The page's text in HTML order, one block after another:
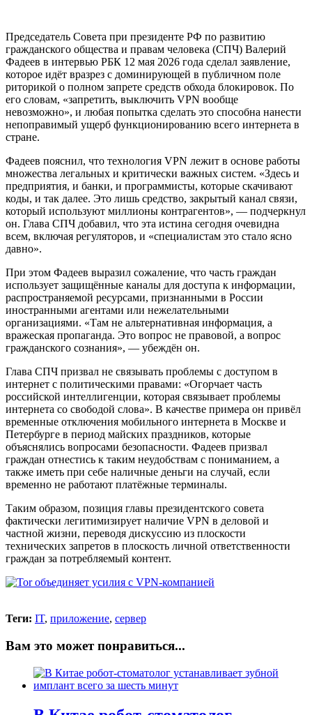
Председатель Совета при президенте РФ по развитию
гражданского общества и правам человека (СПЧ) Валерий
Фадеев в интервью РБК 12 мая 2026 года сделал заявление,
которое идёт вразрез с доминирующей в публичном поле
риторикой о полном запрете средств обхода блокировок. По
его словам, «запретить, выключить VPN вообще
невозможно», и любая попытка сделать это способна нанести
непоправимый ущерб функционированию всего интернета в
стране.
Фадеев пояснил, что технология VPN лежит в основе работы
множества легальных и критически важных систем. «Здесь и
предприятия, и банки, и программисты, которые скачивают
коды, и так далее. Это лишь средство, закрытый канал связи,
который используют миллионы контрагентов», — подчеркнул
он. Глава СПЧ добавил, что эта истина сегодня очевидна
всем, включая регуляторов, и «специалистам это стало ясно
давно».
При этом Фадеев выразил сожаление, что часть граждан
использует защищённые каналы для доступа к информации,
распространяемой ресурсами, признанными в России
иностранными агентами или нежелательными
организациями. «Там не альтернативная информация, а
вражеская пропаганда. Это вопрос не правовой, а вопрос
гражданского сознания», — убеждён он.
Глава СПЧ призвал не связывать проблемы с доступом в
интернет с политическими правами: «Огорчает часть
российской интеллигенции, которая связывает проблемы
интернета со свободой слова». В качестве примера он привёл
временные отключения мобильного интернета в Москве и
Петербурге в период майских праздников, которые
объяснялись вопросами безопасности. Фадеев призвал
граждан отнестись к таким неудобствам с пониманием, а
также иметь при себе наличные деньги на случай, если
временно не работают платёжные терминалы.
Таким образом, позиция главы президентского совета
фактически легитимизирует наличие VPN в деловой и
частной жизни, переводя дискуссию из плоскости
технических запретов в плоскость личной ответственности
граждан за потребляемый контент.
Теги: IT, приложение, сервер
Вам это может понравиться...